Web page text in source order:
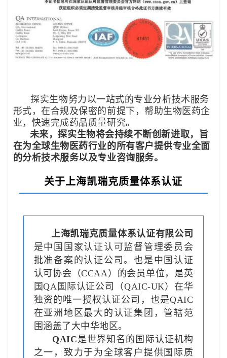
探实生物努力以一站式的专业分析技术服务
形式，在合规及保密的前提下，帮助生物医药企
业，快速完成药品质量研究。
未来，探实生物将会持续不断创新进取，旨
在为全球生物医药行业的所有客户提供专业全面
的分析技术服务以及专业咨询服务。
关于上海凯瑞克质量体系认证
上海凯瑞克质量体系认证有限公司
是中国国家认证认可监督管理委员会
批准备案的认证公司。也是中国认证
认可协会（CCAA）的会员单位，是英
国QA国际认证公司（QAIC-UK）在华
独资的唯一授权认证公司，也是QAIC
在亚洲地区最大的认证集团，管辖范
围涵盖了大中华地区。
QAIC是世界知名的国际认证机构
之一，致力于为全球客户提供国际质